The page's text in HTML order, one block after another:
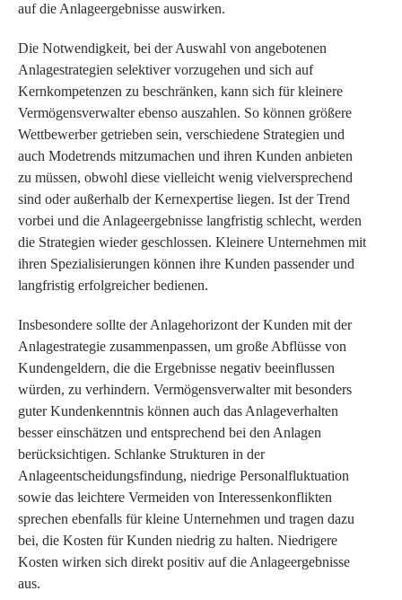
auf die Anlageergebnisse auswirken.
Die Notwendigkeit, bei der Auswahl von angebotenen
Anlagestrategien selektiver vorzugehen und sich auf
Kernkompetenzen zu beschränken, kann sich für kleinere
Vermögensverwalter ebenso auszahlen. So können größere
Wettbewerber getrieben sein, verschiedene Strategien und
auch Modetrends mitzumachen und ihren Kunden anbieten
zu müssen, obwohl diese vielleicht wenig vielversprechend
sind oder außerhalb der Kernexpertise liegen. Ist der Trend
vorbei und die Anlageergebnisse langfristig schlecht, werden
die Strategien wieder geschlossen. Kleinere Unternehmen mit
ihren Spezialisierungen können ihre Kunden passender und
langfristig erfolgreicher bedienen.
Insbesondere sollte der Anlagehorizont der Kunden mit der
Anlagestrategie zusammenpassen, um große Abflüsse von
Kundengeldern, die die Ergebnisse negativ beeinflussen
würden, zu verhindern. Vermögensverwalter mit besonders
guter Kundenkenntnis können auch das Anlageverhalten
besser einschätzen und entsprechend bei den Anlagen
berücksichtigen. Schlanke Strukturen in der
Anlageentscheidungsfindung, niedrige Personalfluktuation
sowie das leichtere Vermeiden von Interessenkonflikten
sprechen ebenfalls für kleine Unternehmen und tragen dazu
bei, die Kosten für Kunden niedrig zu halten. Niedrigere
Kosten wirken sich direkt positiv auf die Anlageergebnisse
aus.